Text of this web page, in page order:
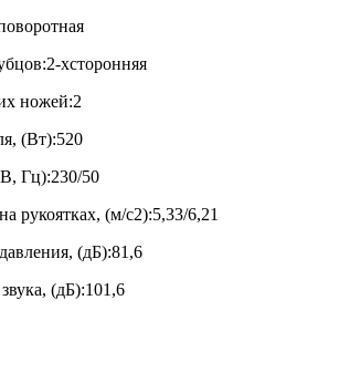
хсторонняя
ножей:2
(Вт):520
Гц):230/50
рукоятках, (м/с2):5,33/6,21
(дБ):81,6
(дБ):101,6